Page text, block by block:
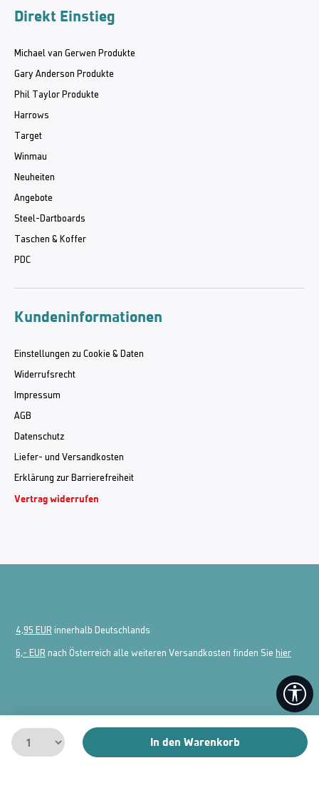
Direkt Einstieg
Michael van Gerwen Produkte
Gary Anderson Produkte
Phil Taylor Produkte
Harrows
Target
Winmau
Neuheiten
Angebote
Steel-Dartboards
Taschen & Koffer
PDC
Kundeninformationen
Einstellungen zu Cookie & Daten
Widerrufsrecht
Impressum
AGB
Datenschutz
Liefer- und Versandkosten
Erklärung zur Barrierefreiheit
Vertrag widerrufen
4,95 EUR innerhalb Deutschlands
6,- EUR nach Österreich alle weiteren Versandkosten finden Sie hier
In den Warenkorb